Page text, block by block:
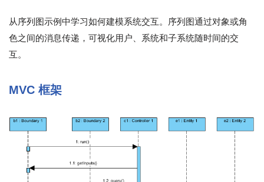
从序列图示例中学习如何建模系统交互。序列图通过对象或角
色之间的消息传递，可视化用户、系统和子系统随时间的交
互。
MVC 框架